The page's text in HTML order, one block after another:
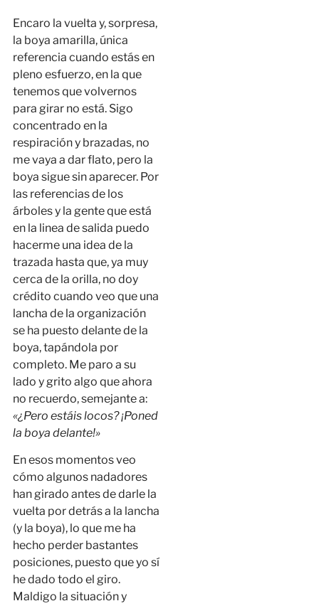
Encaro la vuelta y, sorpresa,
la boya amarilla, única
referencia cuando estás en
pleno esfuerzo, en la que
tenemos que volvernos
para girar no está. Sigo
concentrado en la
respiración y brazadas, no
me vaya a dar flato, pero la
boya sigue sin aparecer. Por
las referencias de los
árboles y la gente que está
en la linea de salida puedo
hacerme una idea de la
trazada hasta que, ya muy
cerca de la orilla, no doy
crédito cuando veo que una
lancha de la organización
se ha puesto delante de la
boya, tapándola por
completo. Me paro a su
lado y grito algo que ahora
no recuerdo, semejante a:
«¿Pero estáis locos? ¡Poned
la boya delante!»
En esos momentos veo
cómo algunos nadadores
han girado antes de darle la
vuelta por detrás a la lancha
(y la boya), lo que me ha
hecho perder bastantes
posiciones, puesto que yo sí
he dado todo el giro.
Maldigo la situación y